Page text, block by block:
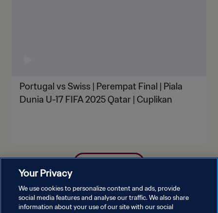
Portugal vs Swiss | Perempat Final | Piala
Dunia U-17 FIFA 2025 Qatar | Cuplikan
Your Privacy
We use cookies to personalize content and ads, provide
social media features and analyse our traffic. We also share
information about your use of our site with our social